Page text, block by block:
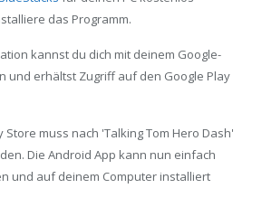
das Programm.
kannst du dich mit deinem Google-
und erhältst Zugriff auf den Google Play
Store muss nach 'Talking Tom Hero Dash'
Die Android App kann nun einfach
und auf deinem Computer installiert